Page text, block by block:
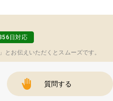
日対応
お伝えいただくとスムーズです。
質問する